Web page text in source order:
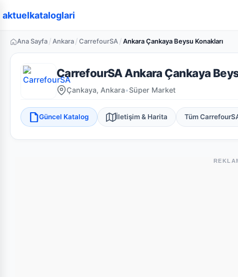
aktuelkataloglari
Ana Sayfa/ Ankara/CarrefourSA/Ankara Çankaya Beysu Konakları
CarrefourSA Ankara Çankaya
Çankaya, Ankara•Süper Market
Güncel Katalog İletişim & Harita Tüm